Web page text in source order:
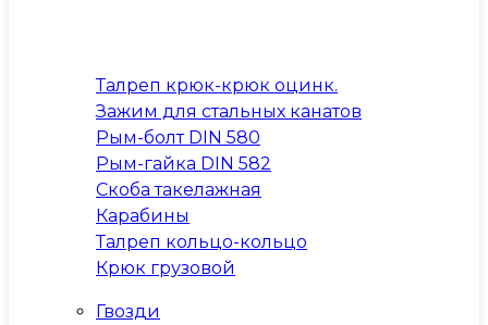
Талреп крюк-крюк оцинк.
Зажим для стальных канатов
Рым-болт DIN 580
Рым-гайка DIN 582
Скоба такелажная
Карабины
Талреп кольцо-кольцо
Крюк грузовой
Гвозди